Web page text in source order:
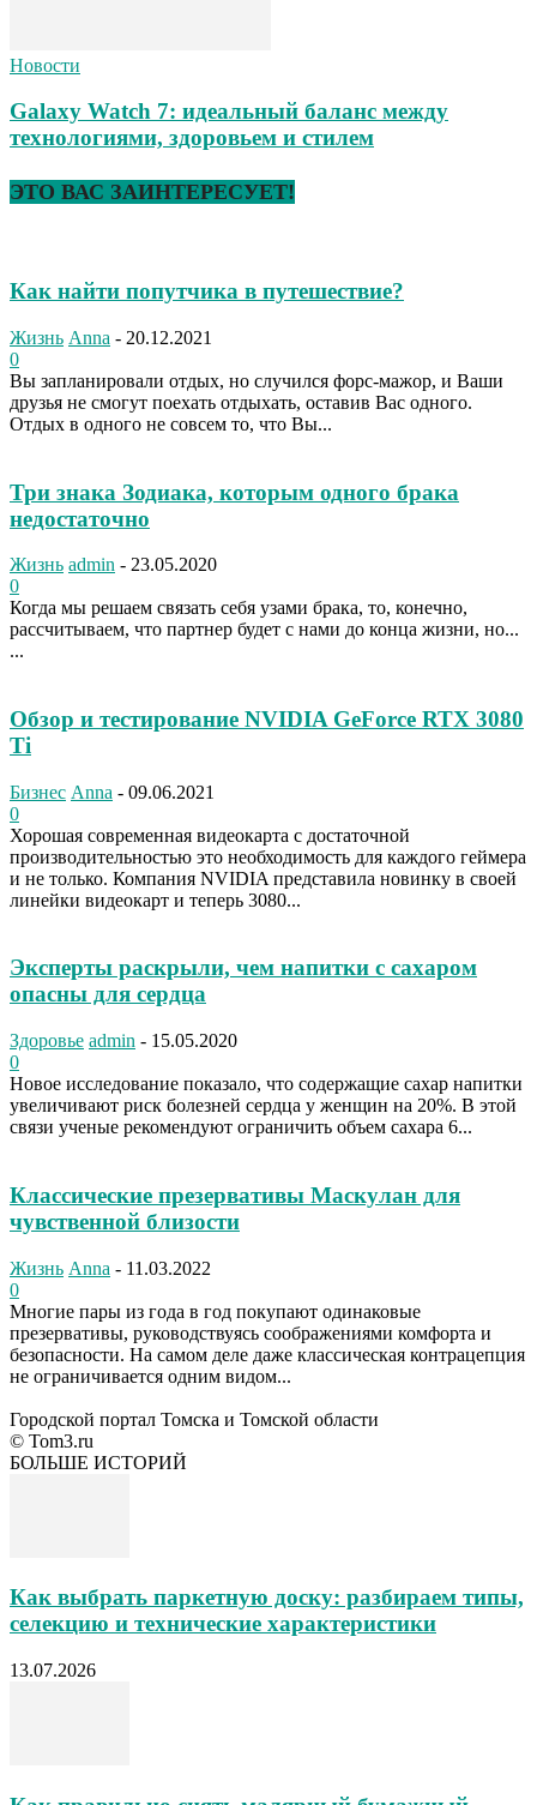
Новости
Galaxy Watch 7: идеальный баланс между
технологиями, здоровьем и стилем
ЭТО ВАС ЗАИНТЕРЕСУЕТ!
Как найти попутчика в путешествие?
Жизнь Anna - 20.12.2021
0
Вы запланировали отдых, но случился форс-мажор, и Ваши
друзья не смогут поехать отдыхать, оставив Вас одного.
Отдых в одного не совсем то, что Вы...
Три знака Зодиака, которым одного брака
недостаточно
Жизнь admin - 23.05.2020
0
Когда мы решаем связать себя узами брака, то, конечно,
рассчитываем, что партнер будет с нами до конца жизни, но...
...
Обзор и тестирование NVIDIA GeForce RTX 3080
Ti
Бизнес Anna - 09.06.2021
0
Хорошая современная видеокарта с достаточной
производительностью это необходимость для каждого геймера
и не только. Компания NVIDIA представила новинку в своей
линейки видеокарт и теперь 3080...
Эксперты раскрыли, чем напитки с сахаром
опасны для сердца
Здоровье admin - 15.05.2020
0
Новое исследование показало, что содержащие сахар напитки
увеличивают риск болезней сердца у женщин на 20%. В этой
связи ученые рекомендуют ограничить объем сахара 6...
Классические презервативы Маскулан для
чувственной близости
Жизнь Anna - 11.03.2022
0
Многие пары из года в год покупают одинаковые
презервативы, руководствуясь соображениями комфорта и
безопасности. На самом деле даже классическая контрацепция
не ограничивается одним видом...
Городской портал Томска и Томской области
© Tom3.ru
БОЛЬШЕ ИСТОРИЙ
Как выбрать паркетную доску: разбираем типы,
селекцию и технические характеристики
13.07.2026